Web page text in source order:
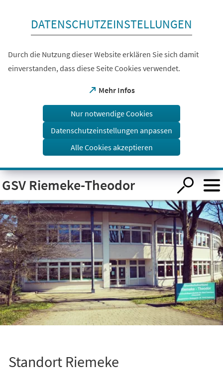
Visuelle
Assistenzsoftware
öffnen.
DATENSCHUTZEINSTELLUNGEN
Durch die Nutzung dieser Website erklären Sie sich damit
einverstanden, dass diese Seite Cookies verwendet.
Mehr Infos
(Öffnet
einem
Tab)
Nur notwendige Cookies
Datenschutzeinstellungen anpassen
Alle Cookies akzeptieren
GSV Riemeke-Theodor
Standort Riemeke